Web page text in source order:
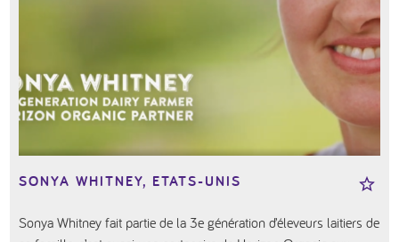
SONYA WHITNEY, ETATS-UNIS
Sonya Whitney fait partie de la 3e génération d’éleveurs laitiers de